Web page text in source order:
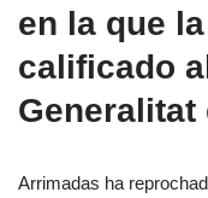
en la que
calificado
Generalitat
Arrimadas ha